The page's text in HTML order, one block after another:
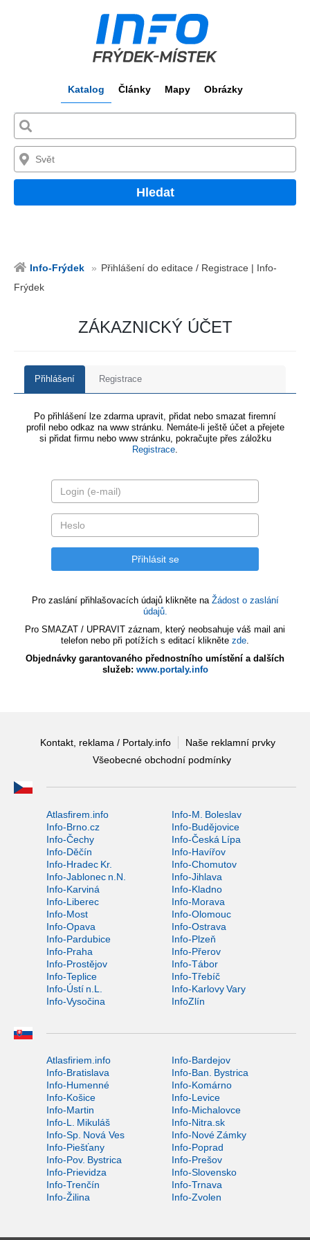
Katalog Články Mapy Obrázky
Hledat
Info-Frýdek
Přihlášení do editace / Registrace | Info-
Frýdek
ZÁKAZNICKÝ ÚČET
Přihlášení Registrace
Po přihlášení lze zdarma upravit, přidat nebo smazat firemní
profil nebo odkaz na www stránku. Nemáte-li ještě účet a přejete
si přidat firmu nebo www stránku, pokračujte přes záložku
Registrace.
Pro zaslání přihlašovacích údajů klikněte na Žádost o zaslání
údajů.
Pro SMAZAT / UPRAVIT záznam, který neobsahuje váš mail ani
telefon nebo při potížích s editací klikněte zde.
Objednávky garantovaného přednostního umístění a dalších
služeb: www.portaly.info
Kontakt, reklama / Portaly.info
Naše reklamní prvky
Všeobecné obchodní podmínky
Atlasfirem.info
Info-M. Boleslav
Info-Brno.cz
Info-Budějovice
Info-Čechy
Info-Česká Lípa
Info-Děčín
Info-Havířov
Info-Hradec Kr.
Info-Chomutov
Info-Jablonec n.N.
Info-Jihlava
Info-Karviná
Info-Kladno
Info-Liberec
Info-Morava
Info-Most
Info-Olomouc
Info-Opava
Info-Ostrava
Info-Pardubice
Info-Plzeň
Info-Praha
Info-Přerov
Info-Prostějov
Info-Tábor
Info-Teplice
Info-Třebíč
Info-Ústí n.L.
Info-Karlovy Vary
Info-Vysočina
InfoZlín
Atlasfiriem.info
Info-Bardejov
Info-Bratislava
Info-Ban. Bystrica
Info-Humenné
Info-Komárno
Info-Košice
Info-Levice
Info-Martin
Info-Michalovce
Info-L. Mikuláš
Info-Nitra.sk
Info-Sp. Nová Ves
Info-Nové Zámky
Info-Piešťany
Info-Poprad
Info-Pov. Bystrica
Info-Prešov
Info-Prievidza
Info-Slovensko
Info-Trenčín
Info-Trnava
Info-Žilina
Info-Zvolen